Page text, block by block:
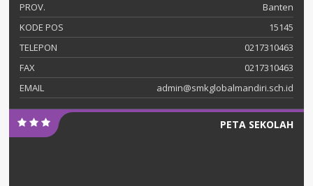
PROV.
Banten
KODE POS
15145
TELEPON
0217310463
FAX
0217310463
EMAIL
admin@smkglobalmandiri.sch.id
PETA SEKOLAH